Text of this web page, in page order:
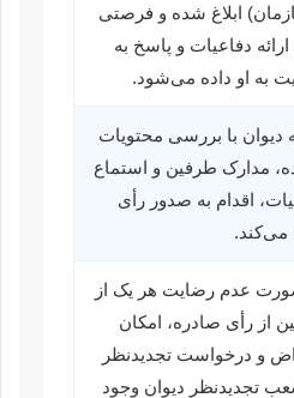
ابلاغ شده و فرصتی
ارائه دفاعیات و پاسخ به
به او داده می‌شود.
دیوان با بررسی محتویات
مدارک طرفین و استماع
اقدام به صدور رأی
می‌کند.
عدم رضایت هر یک از
از رأی صادره، امکان
و درخواست تجدیدنظر
تجدیدنظر دیوان وجود